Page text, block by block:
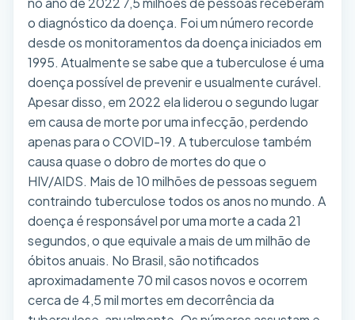
o diagnóstico da doença. Foi um número recorde
desde os monitoramentos da doença iniciados em
1995. Atualmente se sabe que a tuberculose é uma
doença possível de prevenir e usualmente curável.
Apesar disso, em 2022 ela liderou o segundo lugar
em causa de morte por uma infecção, perdendo
apenas para o COVID-19. A tuberculose também
causa quase o dobro de mortes do que o
HIV/AIDS. Mais de 10 milhões de pessoas seguem
contraindo tuberculose todos os anos no mundo. A
doença é responsável por uma morte a cada 21
segundos, o que equivale a mais de um milhão de
óbitos anuais. No Brasil, são notificados
aproximadamente 70 mil casos novos e ocorrem
cerca de 4,5 mil mortes em decorrência da